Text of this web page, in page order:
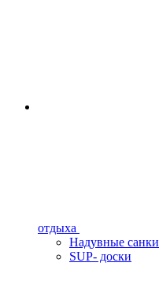
отдыха
Надувные санки
SUP- доски